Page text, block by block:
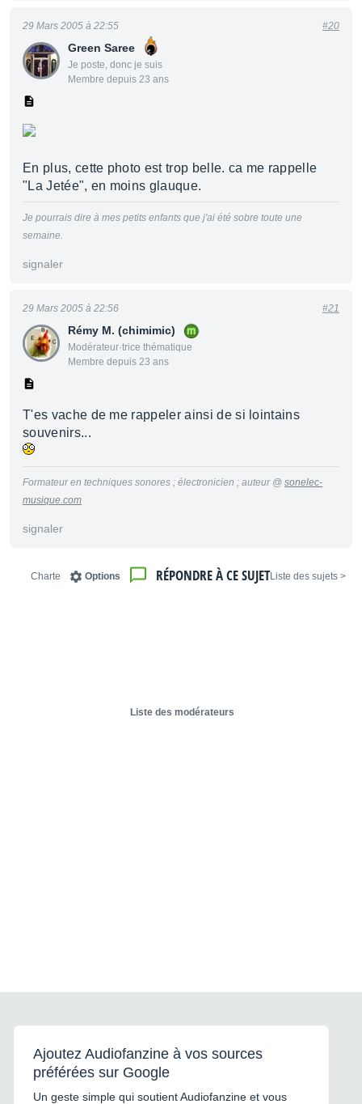
Green Saree
Je poste, donc je suis
Membre depuis 23 ans
29 Mars 2005 à 22:55 #20
En plus, cette photo est trop belle. ca me rappelle
"La Jetée", en moins glauque.
Je pourrais dire à mes petits enfants que j'ai été sobre toute une
semaine.
signaler
Rémy M. (chimimic)
Modérateur·trice thématique
Membre depuis 23 ans
29 Mars 2005 à 22:56 #21
T'es vache de me rappeler ainsi de si lointains
souvenirs...
Formateur en techniques sonores ; électronicien ; auteur @ sonelec-
musique.com
signaler
< Liste des sujets
RÉPONDRE À CE SUJET
Options
Charte
Liste des modérateurs
Ajoutez Audiofanzine à vos sources
préférées sur Google
Un geste simple qui soutient Audiofanzine et vous